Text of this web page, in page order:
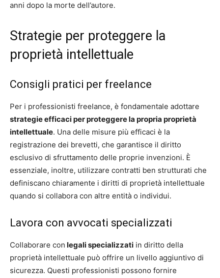
anni dopo la morte dell’autore.
Strategie per proteggere la
proprietà intellettuale
Consigli pratici per freelance
Per i professionisti freelance, è fondamentale adottare
strategie efficaci per proteggere la propria proprietà
intellettuale. Una delle misure più efficaci è la
registrazione dei brevetti, che garantisce il diritto
esclusivo di sfruttamento delle proprie invenzioni. È
essenziale, inoltre, utilizzare contratti ben strutturati che
definiscano chiaramente i diritti di proprietà intellettuale
quando si collabora con altre entità o individui.
Lavora con avvocati specializzati
Collaborare con legali specializzati in diritto della
proprietà intellettuale può offrire un livello aggiuntivo di
sicurezza. Questi professionisti possono fornire